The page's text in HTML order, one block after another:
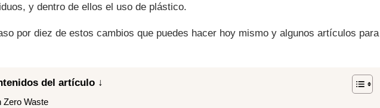
y dentro de ellos el uso de plástico.
por diez de estos cambios que puedes hacer hoy mismo y algunos artículos para
del artículo ↓
Zero Waste